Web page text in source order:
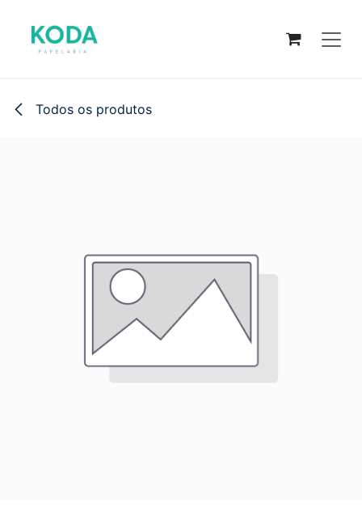
Todos os produtos